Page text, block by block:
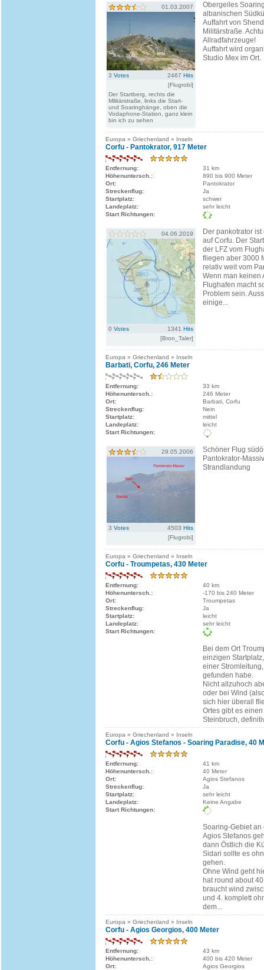
01.03.2007
3 Votes 2467 Hits
[Flugrobi]
Der Startberg, rechts die
Militärstraße, links die Start-
und Soaringhänge, oben die
Vodaphone-Station, ganz klein
bin ich zu sehen
Obergeiles
albanischen
Auffahrt von
Militärstraße.
Allradfahrzeuge!
Auffahrt wird
Studio Mex im Ort.
Europa » Griechenland » Inseln
Corfu - Pantokrator, 917 Meter
Entfernung:
31 km
Höhenuntersch.:
890 bis 900 Meter
Ort:
Pantokrator
Streckenflug:
Ja
Startplatz:
schwer
Landeplatz:
sehr leicht
Start Richtungen:
04.06.2019
0 Votes 1341 Hits
[Bron_Taler]
Der pankotrator
auf Corfu. Der
der LFZ vom
fliegen aber 3000
relativ weit vom
Wenn man keinen
Flughafen macht
Problem sein.
einige...
Europa » Griechenland » Inseln
Barbati, Corfu, 246 Meter
Entfernung:
33 km
Höhenuntersch.:
246 Meter
Ort:
Barbati, Corfu
Streckenflug:
Nein
Startplatz:
mittel
Landeplatz:
leicht
Start Richtungen:
29.05.2006
3 Votes 4503 Hits
[Flugrobi]
Schöner Flug
Pantokrator-
Strandlandung
Europa » Griechenland » Inseln
Corfu - Troumpetas, 430 Meter
Entfernung:
40 km
Höhenuntersch.:
-170 bis 240 Meter
Ort:
Troumpetas
Streckenflug:
Ja
Startplatz:
leicht
Landeplatz:
sehr leicht
Start Richtungen:
Bei dem Ort
einzigen
einer
gefunden habe.
Nicht allzuhoch
oder bei Wind
sich hier überall
Ortes gibt es
Steinbruch,
Europa » Griechenland » Inseln
Corfu - Agios Stefanos - Soaring Paradise, 40
Entfernung:
41 km
Höhenuntersch.:
40 Meter
Ort:
Agios Stefanos
Streckenflug:
Ja
Startplatz:
sehr leicht
Landeplatz:
Keine Angabe
Start Richtungen:
Soaring-Gebiet an
Agios Stefanos
dann Östlich die
Sidari sollte es
gehen.
Ohne Wind geht
hat round about
braucht wind
und 4. komplett
dem...
Europa » Griechenland » Inseln
Corfu - Agios Georgios, 400 Meter
Entfernung:
43 km
Höhenuntersch.:
400 bis 420 Meter
Ort:
Agios Georgios